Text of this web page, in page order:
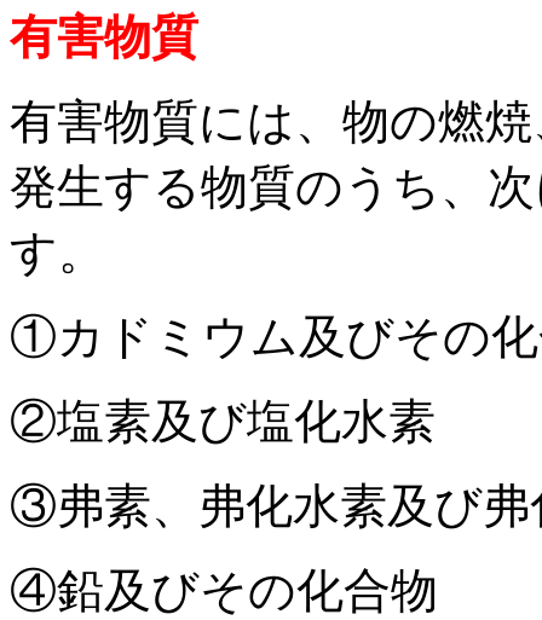
有害物質
有害物質には、物の燃
発生する物質のうち、
す。
①カドミウム及びその
②塩素及び塩化水素
③弗素、弗化水素及び弗
④鉛及びその化合物